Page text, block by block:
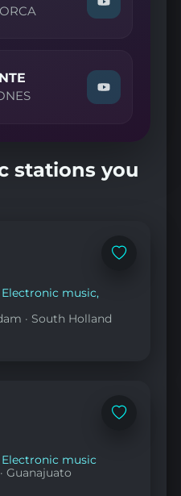
Watch
"ISRAEL
de
sabores"
Watch
"LOS
YouTube
stations you
Add
Electronic music,
· South Holland
Add
Electronic music
·Guanajuato